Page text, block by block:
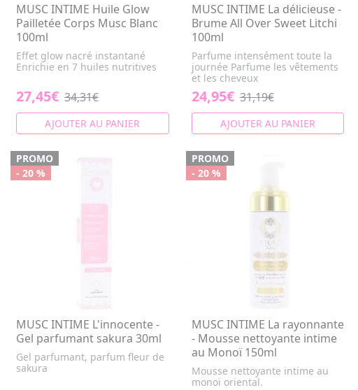
MUSC INTIME Huile Glow
Pailletée Corps Musc Blanc
100ml
Effet glow nacré instantané
Enrichie en 7 huiles nutritives
27,45€ 34,31€
AJOUTER AU PANIER
MUSC INTIME La délicieuse -
Brume All Over Sweet Litchi
100ml
Parfume intensément toute la
journée Parfume les vêtements
et les cheveux
24,95€ 31,19€
AJOUTER AU PANIER
PROMO
- 20 %
MUSC INTIME L'innocente -
Gel parfumant sakura 30ml
Gel parfumant, parfum fleur de
sakura
PROMO
- 20 %
MUSC INTIME La rayonnante
- Mousse nettoyante intime
au Monoï 150ml
Mousse nettoyante intime au
monoï oriental.